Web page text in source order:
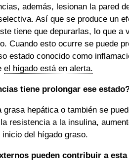
además, lesionan la pared
Así que se produce un
tiene que depurarlas, lo que
Cuando esto ocurre se puede
estado conocido como
el hígado está en alerta.
tiene prolongar ese
hepática o también se
resistencia a la insulina,
del hígado graso.
pueden contribuir a esta